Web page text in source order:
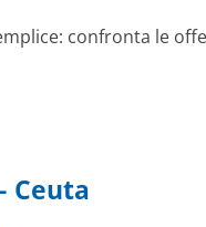
confronta le
Ceuta